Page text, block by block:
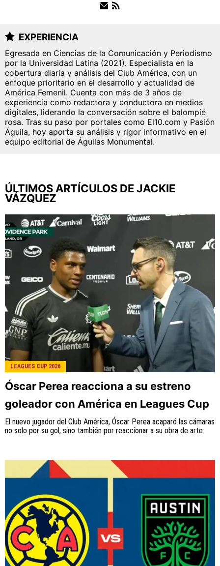
QUIENES SOMOS | STAFF | CONTACTO |
ESCRIBE EN ÁGUILAS MONUMENTAL
América Monumental es una sección especial del
portal Bolavip.com con información destinada a los
fans del Club América.
Esta sección no tiene relación alguna con el club.
Para visitar el sitio oficialhaz click aquí
Términos y Condiciones
Política Editorial
Ad Choices
América Monumental, al igual que Futbol Sites,
Collective. Todos los derechos reservados.
EXPERIENCIA
Egresada en Ciencias de la Comunicación y Periodismo
por la Universidad Latina (2021). Especialista en la
cobertura diaria y análisis del Club América, con un
enfoque prioritario en el desarrollo y actualidad de
América Femenil. Cuenta con más de 3 años de
experiencia como redactora y conductora en medios
digitales, liderando la conversación sobre el balompié
rosa. Tras su paso por portales como El10.com y Pasión
Águila, hoy aporta su análisis y rigor informativo en el
equipo editorial de Águilas Monumental.
ÚLTIMOS ARTÍCULOS DE JACKIE
VÁZQUEZ
LEAGUES CUP 2026
Óscar Perea reacciona a su estreno
goleador con América en Leagues Cup
El nuevo jugador del Club América, Óscar Perea acaparó las cámaras
no solo por su gol, sino también por reaccionar a su obra de arte.